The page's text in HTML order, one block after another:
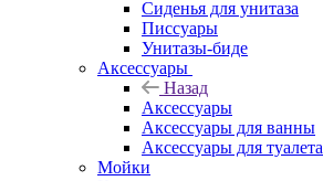
Сиденья для унитаза
Писсуары
Унитазы-биде
Аксессуары
Назад
Аксессуары
Аксессуары для ванны
Аксессуары для туалета
Мойки